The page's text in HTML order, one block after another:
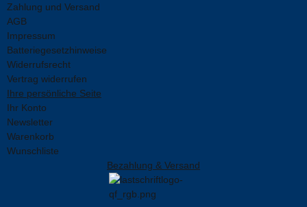
Zahlung und Versand
AGB
Impressum
Batteriegesetzhinweise
Widerrufsrecht
Vertrag widerrufen
Ihre persönliche Seite
Ihr Konto
Newsletter
Warenkorb
Wunschliste
Bezahlung & Versand